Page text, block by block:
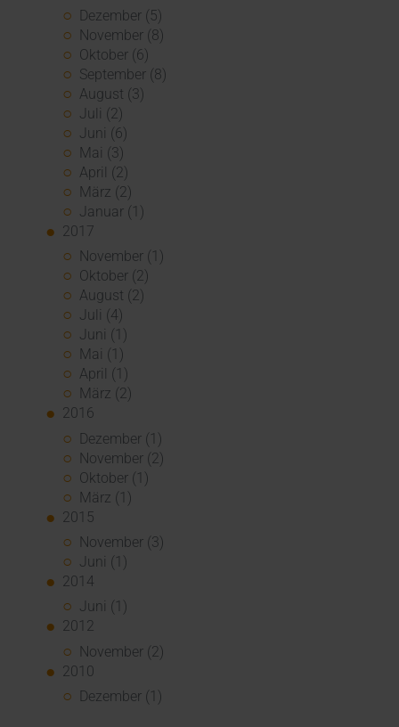
Dezember (5)
November (8)
Oktober (6)
September (8)
August (3)
Juli (2)
Juni (6)
Mai (3)
April (2)
März (2)
Januar (1)
2017
November (1)
Oktober (2)
August (2)
Juli (4)
Juni (1)
Mai (1)
April (1)
März (2)
2016
Dezember (1)
November (2)
Oktober (1)
März (1)
2015
November (3)
Juni (1)
2014
Juni (1)
2012
November (2)
2010
Dezember (1)